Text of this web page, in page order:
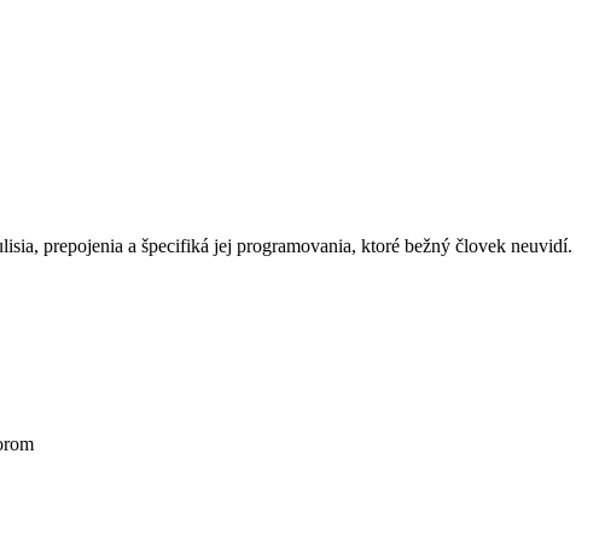
prepojenia a špecifiká jej programovania, ktoré bežný človek neuvidí.